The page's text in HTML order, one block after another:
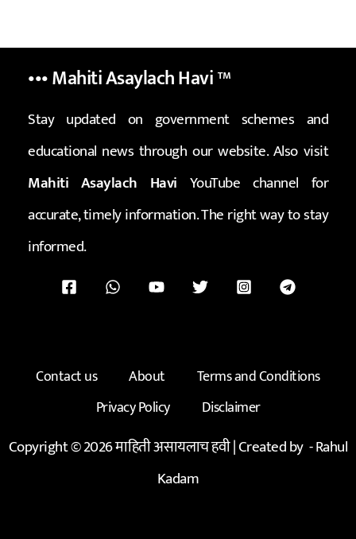
••• Mahiti Asaylach Havi™
Stay updated on government schemes and
educational news through our website. Also visit
Mahiti Asaylach Havi YouTube channel for
accurate, timely information. The right way to stay
informed.
Contact us About
Terms and Conditions
Privacy Policy
Disclaimer
Copyright © 2026 माहिती असायलाच हवी | Created by -Rahul
Kadam